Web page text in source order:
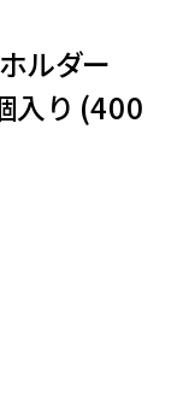
ルダー
り (400